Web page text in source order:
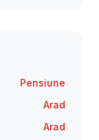
Pensiune
Arad
Arad